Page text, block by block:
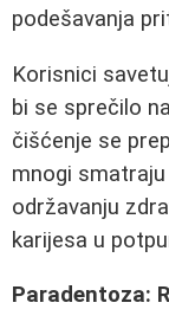
podešavanja
Korisnici
bi se sprečilo
čišćenje se
mnogi
održavanju
karijesa u
Paradentoza: